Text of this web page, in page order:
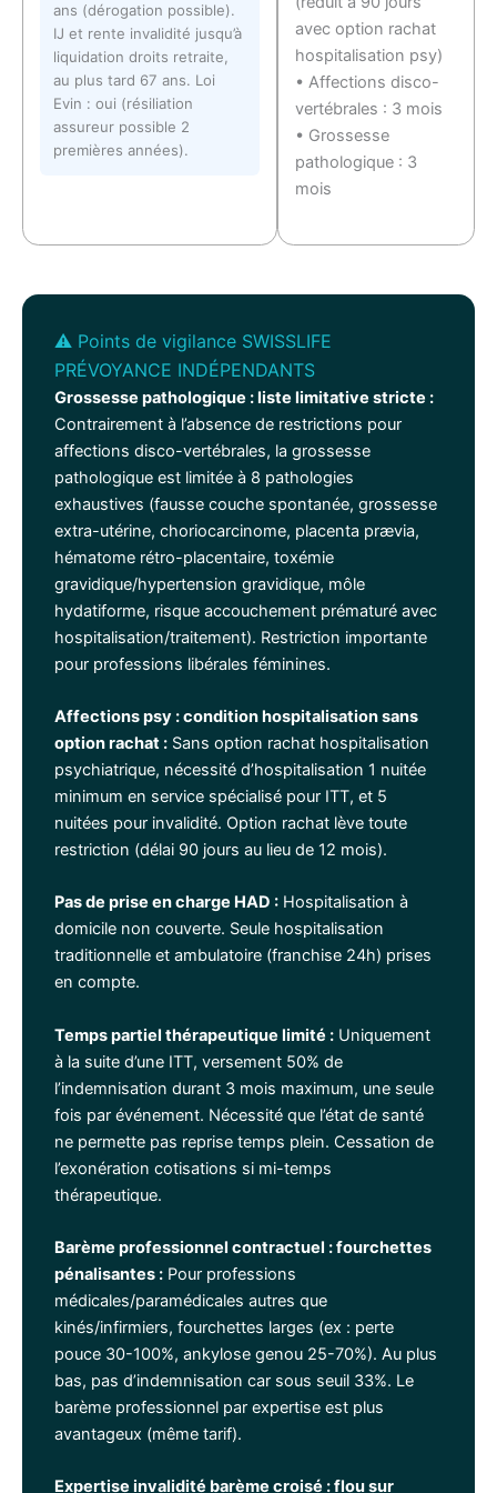
ans (dérogation possible).
IJ et rente invalidité jusqu’à
liquidation droits retraite,
au plus tard 67 ans. Loi
Evin : oui (résiliation
assureur possible 2
premières années).
avec option rachat
hospitalisation psy)
• Affections disco-
vertébrales : 3 mois
• Grossesse
pathologique : 3
mois
⚠️ Points de vigilance SWISSLIFE
PRÉVOYANCE INDÉPENDANTS
Grossesse pathologique : liste limitative stricte :
Contrairement à l’absence de restrictions pour
affections disco-vertébrales, la grossesse
pathologique est limitée à 8 pathologies
exhaustives (fausse couche spontanée, grossesse
extra-utérine, choriocarcinome, placenta prævia,
hématome rétro-placentaire, toxémie
gravidique/hypertension gravidique, môle
hydatiforme, risque accouchement prématuré avec
hospitalisation/traitement). Restriction importante
pour professions libérales féminines.
Affections psy : condition hospitalisation sans
option rachat : Sans option rachat hospitalisation
psychiatrique, nécessité d’hospitalisation 1 nuitée
minimum en service spécialisé pour ITT, et 5
nuitées pour invalidité. Option rachat lève toute
restriction (délai 90 jours au lieu de 12 mois).
Pas de prise en charge HAD : Hospitalisation à
domicile non couverte. Seule hospitalisation
traditionnelle et ambulatoire (franchise 24h) prises
en compte.
Temps partiel thérapeutique limité : Uniquement
à la suite d’une ITT, versement 50% de
l’indemnisation durant 3 mois maximum, une seule
fois par événement. Nécessité que l’état de santé
ne permette pas reprise temps plein. Cessation de
l’exonération cotisations si mi-temps
thérapeutique.
Barème professionnel contractuel : fourchettes
pénalisantes : Pour professions
médicales/paramédicales autres que
kinés/infirmiers, fourchettes larges (ex : perte
pouce 30-100%, ankylose genou 25-70%). Au plus
bas, pas d’indemnisation car sous seuil 33%. Le
barème professionnel par expertise est plus
avantageux (même tarif).
Expertise invalidité barème croisé : flou sur